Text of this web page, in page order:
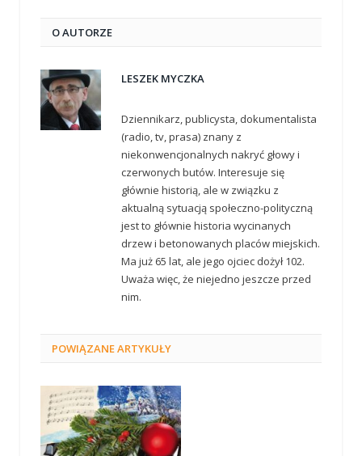
O AUTORZE
LESZEK MYCZKA
Dziennikarz, publicysta, dokumentalista
(radio, tv, prasa) znany z
niekonwencjonalnych nakryć głowy i
czerwonych butów. Interesuje się
głównie historią, ale w związku z
aktualną sytuacją społeczno-polityczną
jest to głównie historia wycinanych
drzew i betonowanych placów miejskich.
Ma już 65 lat, ale jego ojciec dożył 102.
Uważa więc, że niejedno jeszcze przed
nim.
POWIĄZANEARTYKUŁY